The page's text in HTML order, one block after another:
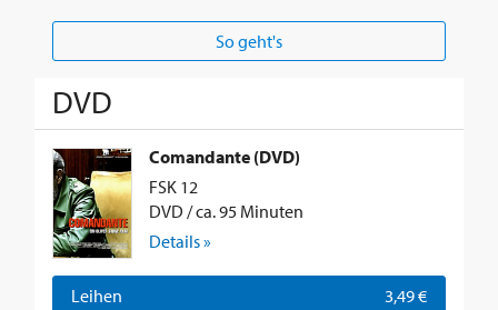
So geht's
DVD
Comandante (DVD)
FSK 12
DVD / ca. 95 Minuten
Details »
Leihen 3,49 €